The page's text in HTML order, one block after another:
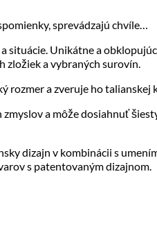
sprevádzajú chvíle…
Unikátne a
zložiek a vybraných surovín.
rozmer a zveruje ho talianskej
a môže dosiahnuť
dizajn v kombinácii s
s patentovaným dizajnom.